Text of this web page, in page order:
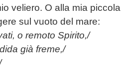
veliero. O alla mia
sul vuoto del mare:
o remoto Spirito,/
già freme,/